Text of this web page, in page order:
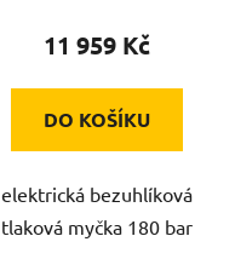
11 959 Kč
DO KOŠÍKU
elektrická bezuhlíková
tlaková myčka 180 bar